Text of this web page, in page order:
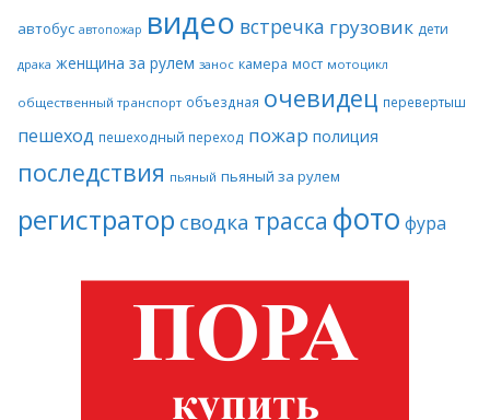
автобус автопожар видео встречка грузовик дети
драка женщина за рулем занос камера мост мотоцикл
общественный транспорт объездная очевидец перевертыш
пешеход пешеходный переход пожар полиция
последствия пьяный пьяный за рулем
регистратор сводка трасса фото фура